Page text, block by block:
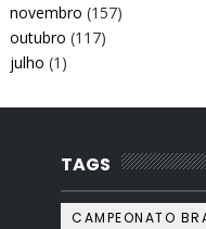
novembro (157)
outubro (117)
julho (1)
TAGS
CAMPEONATO